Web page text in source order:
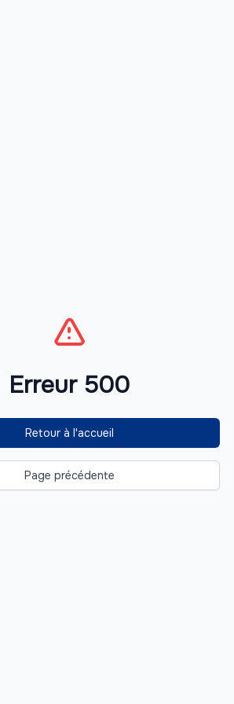
Erreur 500
Retour à l'accueil
Page précédente